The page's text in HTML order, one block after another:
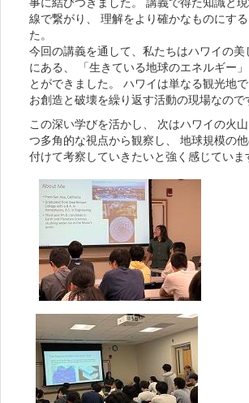
事に結びつきました。 講義で得た知識と
線で繋がり、 理解をより確かなものにす
た。
今回の講義を通して、私たちはハワイの美
にある、 「生きている地球のエネルギー
とができました。 ハワイは単なる観光地
お創造と破壊を繰り返す活動の現場なので
この深い学びを活かし、 次はハワイの火
つ多角的な視点から観察し、 地球規模の
付けて考察していきたいと強く感じていま